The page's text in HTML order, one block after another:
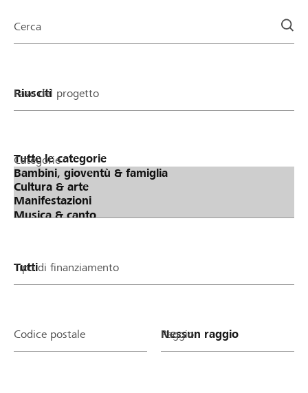
della
Cerca
Fase del progetto
Categorie
Tipo di finanziamento
Codice postale Raggio